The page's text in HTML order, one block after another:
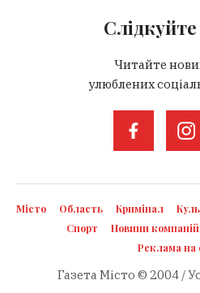
Читайте
улюблених
Місто Область Кримінал
Спорт
Новини компаній
Реклама на
Газета Місто © 2004 /